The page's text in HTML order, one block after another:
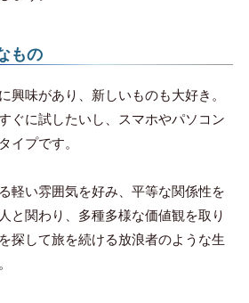
もの
興味があり、新しいものも大好き。
ぐに試したいし、スマホやパソコン
イプです。
軽い雰囲気を好み、平等な関係性を
と関わり、多種多様な価値観を取り
探して旅を続ける放浪者のような生